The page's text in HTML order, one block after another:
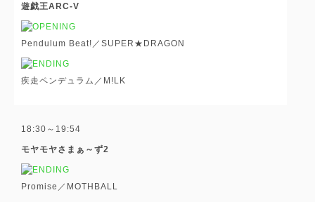
遊戯王ARC-V
Pendulum Beat!／SUPER★DRAGON
疾走ペンデュラム／M!LK
18:30～19:54
モヤモヤさまぁ～ず2
Promise／MOTHBALL